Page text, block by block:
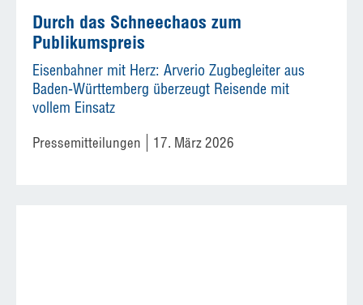
Durch das Schneechaos zum
Publikumspreis
Eisenbahner mit Herz: Arverio Zugbegleiter aus
Baden-Württemberg überzeugt Reisende mit
vollem Einsatz
Pressemitteilungen 17. März 2026